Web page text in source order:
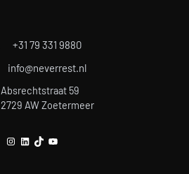
+31 79 331 9880
info@neverrest.nl
Absrechtstraat 59
2729 AW Zoetermeer
Instagram
LinkedIn
TikTokYouTube